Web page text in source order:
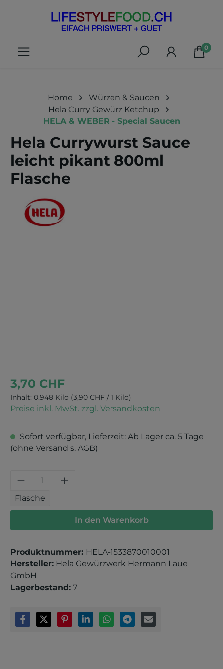
springen
0
Home
Würzen & Saucen
Hela Curry Gewürz Ketchup
HELA & WEBER - Special Saucen
Hela Currywurst Sauce
leicht pikant 800ml
Flasche
3,70 CHF
Inhalt: 0.948 Kilo (3,90 CHF / 1 Kilo)
Preise inkl. MwSt. zzgl. Versandkosten
Sofort verfügbar, Lieferzeit: Ab Lager ca. 5 Tage
(ohne Versand s. AGB)
Produkt Anzahl: Gib den
Flasche
In den Warenkorb
Produktnummer: HELA-1533870010001
Hersteller: Hela Gewürzwerk Hermann Laue
GmbH
Lagerbestand: 7